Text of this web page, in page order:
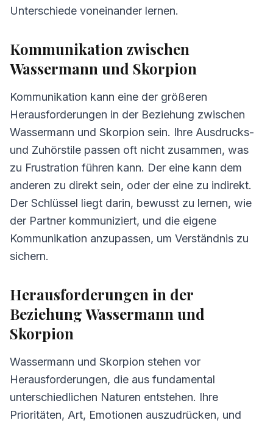
Unterschiede voneinander lernen.
Kommunikation zwischen
Wassermann und Skorpion
Kommunikation kann eine der größeren
Herausforderungen in der Beziehung zwischen
Wassermann und Skorpion sein. Ihre Ausdrucks-
und Zuhörstile passen oft nicht zusammen, was
zu Frustration führen kann. Der eine kann dem
anderen zu direkt sein, oder der eine zu indirekt.
Der Schlüssel liegt darin, bewusst zu lernen, wie
der Partner kommuniziert, und die eigene
Kommunikation anzupassen, um Verständnis zu
sichern.
Herausforderungen in der
Beziehung Wassermann und
Skorpion
Wassermann und Skorpion stehen vor
Herausforderungen, die aus fundamental
unterschiedlichen Naturen entstehen. Ihre
Prioritäten, Art, Emotionen auszudrücken, und